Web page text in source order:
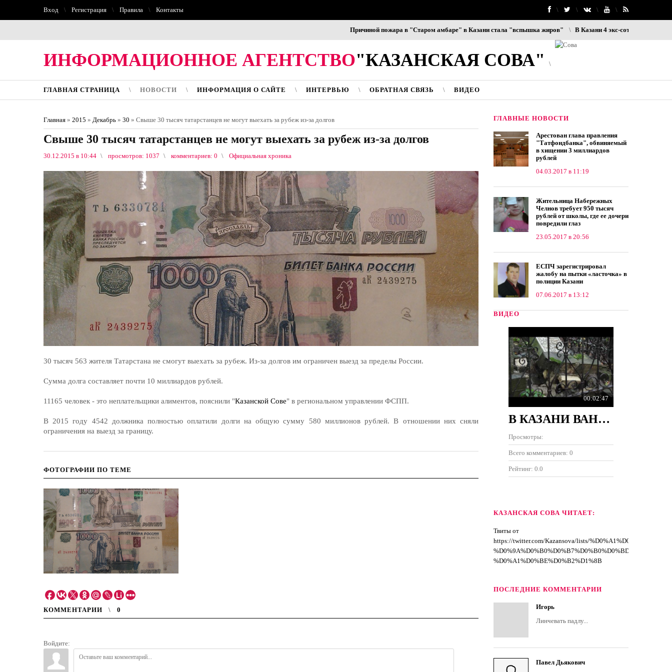
Вход Регистрация Правила Контакты
Причиной пожара в "Старом амбаре" в Казани стала "вспышка жиров" В Казани 4 экс-сотрудников ОП
ИНФОРМАЦИОННОЕ АГЕНТСТВО"КАЗАНСКАЯ СОВА"
ГЛАВНАЯ СТРАНИЦА НОВОСТИ ИНФОРМАЦИЯ О САЙТЕ ИНТЕРВЬЮ ОБРАТНАЯ СВЯЗЬ ВИДЕО
Главная » 2015 » Декабрь » 30 » Свыше 30 тысяч татарстанцев не могут выехать за рубеж из-за долгов
Свыше 30 тысяч татарстанцев не могут выехать за рубеж из-за долгов
30.12.2015 в 10:44 просмотров: 1037 комментариев: 0 Официальная хроника
30 тысяч 563 жителя Татарстана не смогут выехать за рубеж. Из-за долгов им ограничен выезд за пределы России.
Сумма долга составляет почти 10 миллиардов рублей.
11165 человек - это неплательщики алиментов, пояснили "Казанской Сове" в региональном управлении ФСПП.
В 2015 году 4542 должника полностью оплатили долги на общую сумму 580 миллионов рублей. В отношении них сняли
ограничения на выезд за границу.
ФОТОГРАФИИ ПО ТЕМЕ
КОММЕНТАРИИ 0
Войдите:
ГЛАВНЫЕ НОВОСТИ
Арестован глава правления
"Татфондбанка", обвиняемый
в хищении 3 миллиардов
рублей
04.03.2017 в 11:19
Жительница Набережных
Челнов требует 950 тысяч
рублей от школы, где ее дочери
повредили глаз
23.05.2017 в 20:56
ЕСПЧ зарегистрировал
жалобу на пытки «ласточка» в
полиции Казани
07.06.2017 в 13:12
ВИДЕО
00:02:47
В КАЗАНИ ВАНДАЛЫ РАЗРУШИЛИ 100 ПАМЯТНИКОВ НА КЛАДБИЩЕ
Просмотры:
Всего комментариев: 0
Рейтинг: 0.0
КАЗАНСКАЯ СОВА ЧИТАЕТ:
Твиты от
https://twitter.com/Kazansova/lists/
%D0%A1%D0%BE%D0%B2%D1%8B
ПОСЛЕДНИЕ КОММЕНТАРИИ
Игорь
Линчевать падлу...
Павел Дьякович